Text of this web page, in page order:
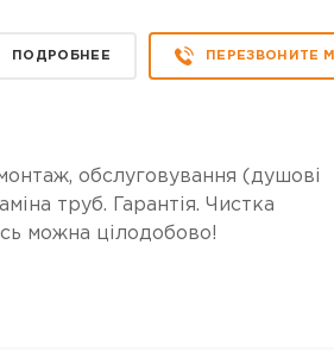
ПОДРОБНЕЕ ПЕРЕЗВОНИТЕ
обслуговування (душові
труб. Гарантія. Чистка
можна цілодобово!